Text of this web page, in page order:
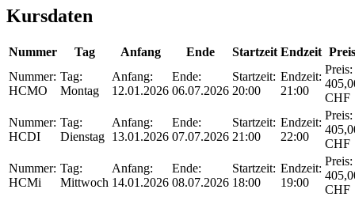
Kursdaten
Nummer Tag Anfang Ende Startzeit Endzeit Preis
Nummer:
HCMO
Tag:
Montag
Anfang:
12.01.2026
Ende:
06.07.2026
Startzeit:
20:00
Endzeit:
21:00
Preis:
CHF
Nummer:
HCDI
Tag:
Dienstag
Anfang:
13.01.2026
Ende:
07.07.2026
Startzeit:
21:00
Endzeit:
22:00
Preis:
CHF
Nummer:
HCMi
Tag:
Mittwoch
Anfang:
14.01.2026
Ende:
08.07.2026
Startzeit:
18:00
Endzeit:
19:00
Preis:
CHF